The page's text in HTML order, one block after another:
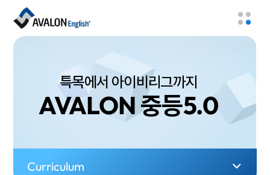
특목에서 아이비리그까지
AVALON 중등5.0
Curriculum